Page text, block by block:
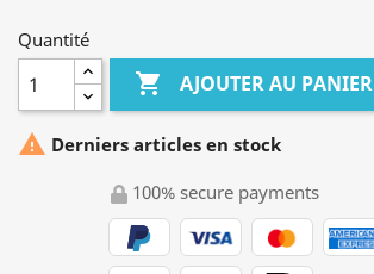
Quantité
 AJOUTER AU PANIER
 Derniers articles en stock
100% secure payments